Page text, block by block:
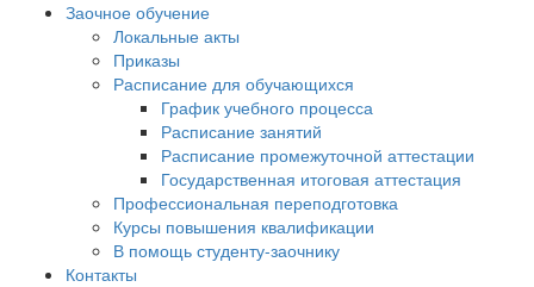
Заочное обучение
Локальные акты
Приказы
Расписание для обучающихся
График учебного процесса
Расписание занятий
Расписание промежуточной аттестации
Государственная итоговая аттестация
Профессиональная переподготовка
Курсы повышения квалификации
В помощь студенту-заочнику
Контакты